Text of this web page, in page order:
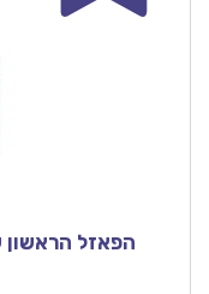
הפאזל הראשון שלי